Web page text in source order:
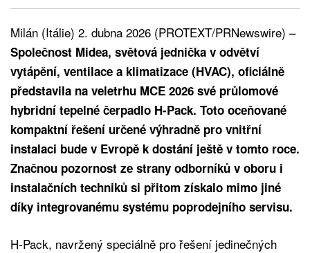
Milán (Itálie) 2. dubna 2026 (PROTEXT/PRNewswire) –
Společnost Midea, světová jednička v odvětví
vytápění, ventilace a klimatizace (HVAC), oficiálně
představila na veletrhu MCE 2026 své průlomové
hybridní tepelné čerpadlo H-Pack. Toto oceňované
kompaktní řešení určené výhradně pro vnitřní
instalaci bude v Evropě k dostání ještě v tomto roce.
Značnou pozornost ze strany odborníků v oboru i
instalačních techniků si přitom získalo mimo jiné
díky integrovanému systému poprodejního servisu.
H-Pack, navržený speciálně pro řešení jedinečných